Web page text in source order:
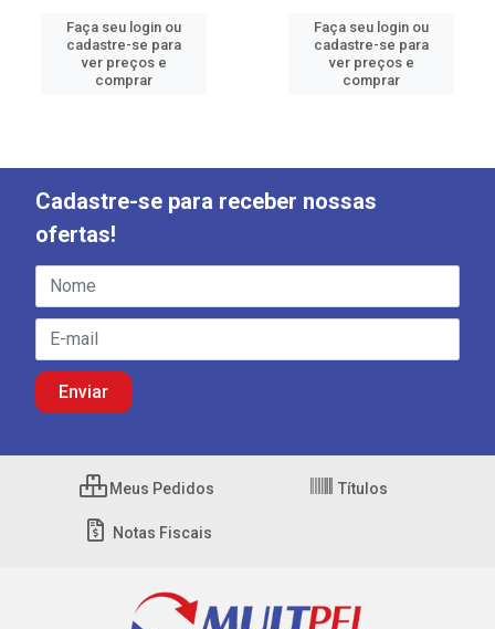
Faça seu login ou
cadastre-se para
ver preços e
comprar
Faça seu login ou
cadastre-se para
ver preços e
comprar
Cadastre-se para receber nossas
ofertas!
Meus Pedidos Títulos
Notas Fiscais